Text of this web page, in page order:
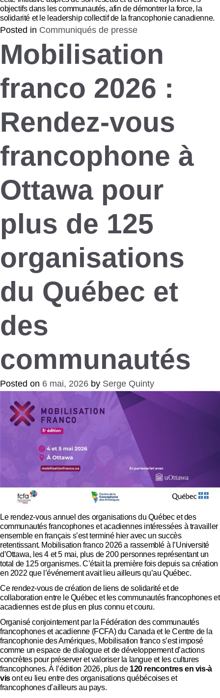
objectifs dans les communautés, afin de démontrer la force, la
solidarité et le leadership collectif de la francophonie canadienne.
Posted in Communiqués de presse
Mobilisation
franco 2026 :
Rendez-vous
francophone à
Ottawa pour
plus de 125
organisations
du Québec et
des
communautés
Posted on 6 mai, 2026 by Serge Quinty
Le rendez-vous annuel des organisations du Québec et des
communautés francophones et acadiennes intéressées à travailler
ensemble en français s’est terminé hier avec un succès
retentissant. Mobilisation franco 2026 a rassemblé à l’Université
d’Ottawa, les 4 et 5 mai, plus de 200 personnes représentant un
total de 125 organismes. C’était la première fois depuis sa création
en 2022 que l’événement avait lieu ailleurs qu’au Québec.
Ce rendez-vous de création de liens de solidarité et de
collaboration entre le Québec et les communautés francophones et
acadiennes est de plus en plus connu et couru.
Organisé conjointement par la Fédération des communautés
francophones et acadienne (FCFA) du Canada et le Centre de la
francophonie des Amériques, Mobilisation franco s’est imposé
comme un espace de dialogue et de développement d’actions
concrètes pour préserver et valoriser la langue et les cultures
francophones. À l’édition 2026, plus de 120 rencontres en vis-à
visont eu lieu entre des organisations québécoises et
francophones d’ailleurs au pays.